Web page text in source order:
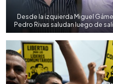
Desde la izquierda Miguel
Pedro Rivas saludan luego de